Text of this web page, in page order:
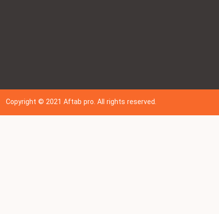
Copyright © 202 1Aftab pro. All rights reserved.